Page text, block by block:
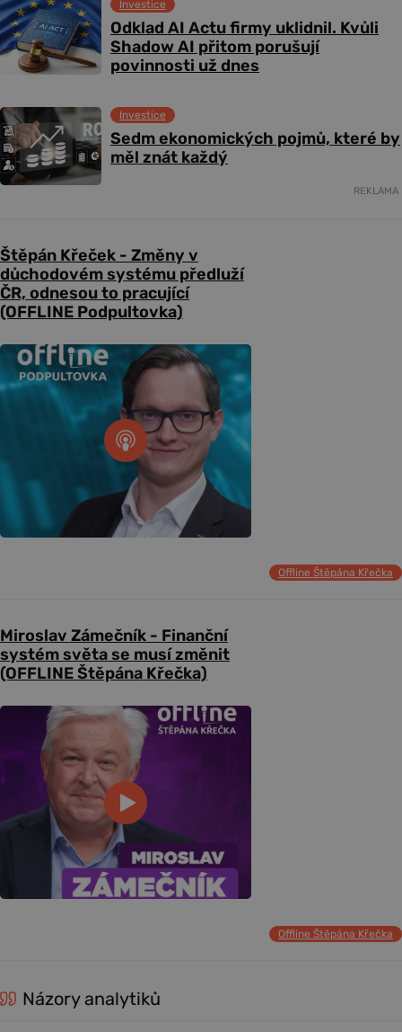
Odklad AI Actu firmy uklidnil. Kvůli
Shadow AI přitom porušují
povinnosti už dnes
Investice
Sedm ekonomických pojmů, které by
měl znát každý
Investice
REKLAMA
Štěpán Křeček - Změny v
důchodovém systému předluží
ČR, odnesou to pracující
(OFFLINE Podpultovka)
Offline Štěpána Křečka
Miroslav Zámečník - Finanční
systém světa se musí změnit
(OFFLINE Štěpána Křečka)
Offline Štěpána Křečka
Názory analytiků